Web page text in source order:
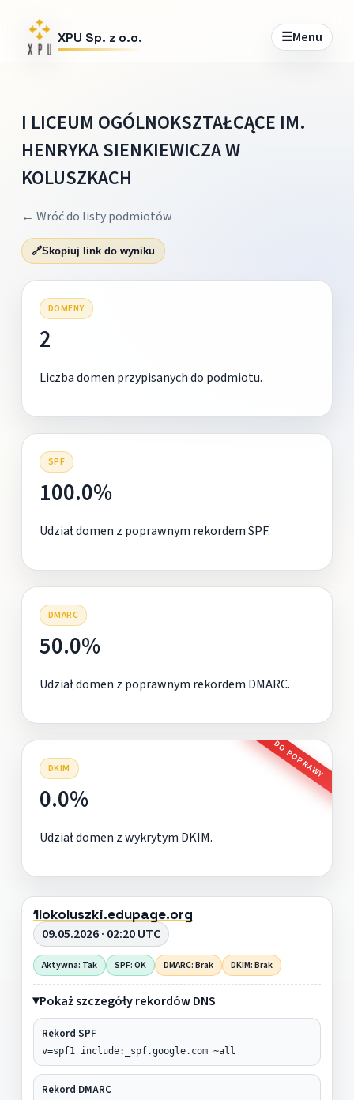
XPU Sp. z o.o. ☰Menu
I LICEUM OGÓLNOKSZTAŁCĄCE IM.
HENRYKA SIENKIEWICZA W
KOLUSZKACH
← Wróć do listy podmiotów
🔗Skopiuj link do wyniku
DOMENY
2
Liczba domen przypisanych do podmiotu.
SPF
100.0%
Udział domen z poprawnym rekordem SPF.
DMARC
50.0%
Udział domen z poprawnym rekordem DMARC.
DKIM DO POPRAWY
0.0%
Udział domen z wykrytym DKIM.
1lokoluszki.edupage.org
09.05.2026 · 02:20 UTC
Aktywna: Tak SPF: OK DMARC: Brak DKIM: Brak
Pokaż szczegóły rekordów DNS
Rekord SPF
v=spf1 include:_spf.google.com ~all
Rekord DMARC